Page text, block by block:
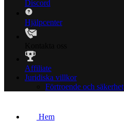
Discord
Hjälpcenter
Affiliate
Juridiska villkor
Förtroende och säkerhet
Hem